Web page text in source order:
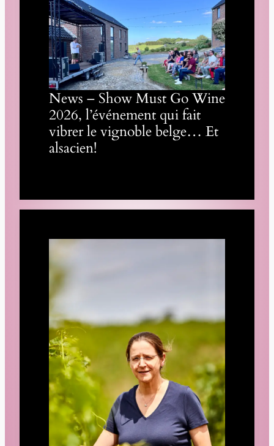
News – Show Must Go Wine
2026, l’événement qui fait
vibrer le vignoble belge… Et
alsacien!